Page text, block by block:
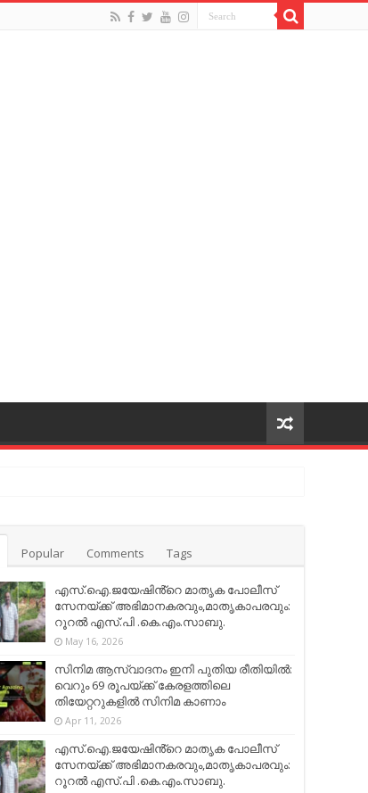
Popular Comments Tags
എസ്.ഐ.ജയേഷിൻ്റെ മാതൃക പോലീസ്
സേനയ്ക്ക് അഭിമാനകരവും,മാതൃകാപരവും:
റൂറൽ എസ്.പി .കെ.എം.സാബു.
May 16, 2026
സിനിമ ആസ്വാദനം ഇനി പുതിയ രീതിയിൽ:
വെറും 69 രൂപയ്ക്ക് കേരളത്തിലെ
തിയേറ്ററുകളിൽ സിനിമ കാണാം
Apr 11, 2026
എസ്.ഐ.ജയേഷിൻ്റെ മാതൃക പോലീസ്
സേനയ്ക്ക് അഭിമാനകരവും,മാതൃകാപരവും:
റൂറൽ എസ്.പി .കെ.എം.സാബു.